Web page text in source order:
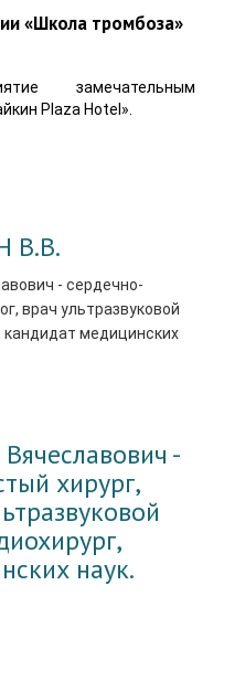
«Школа тромбоза»
замечательным
Plaza Hotel».
В.В.
-
хирург,
наук.